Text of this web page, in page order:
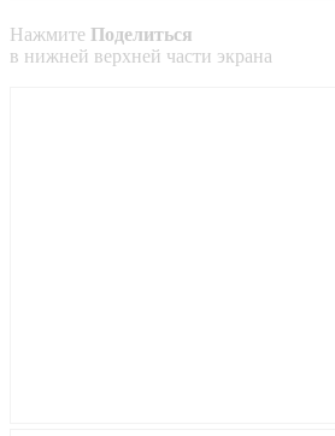
Нажмите Поделиться
в нижней верхней части экрана